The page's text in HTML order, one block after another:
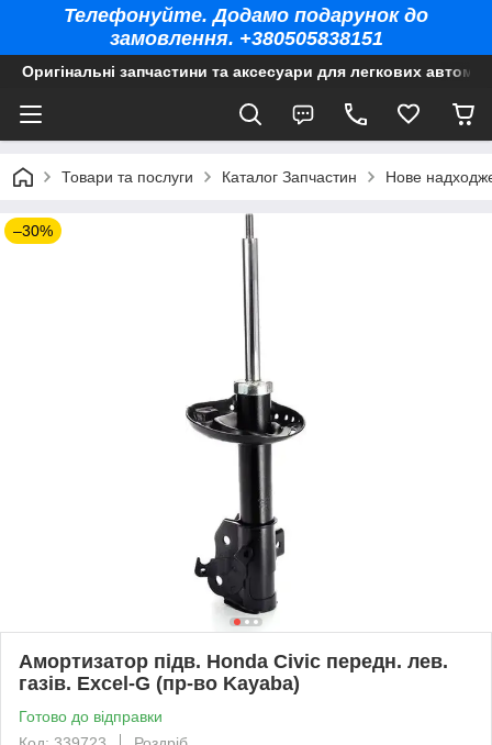
Телефонуйте. Додамо подарунок до
замовлення. +380505838151
Оригінальні запчастини та аксесуари для легкових
Товари та послуги Каталог Запчастин Нове
–30%
Амортизатор підв. Honda Civic передн. лев.
газів. Excel-G (пр-во Kayaba)
Готово до відправки